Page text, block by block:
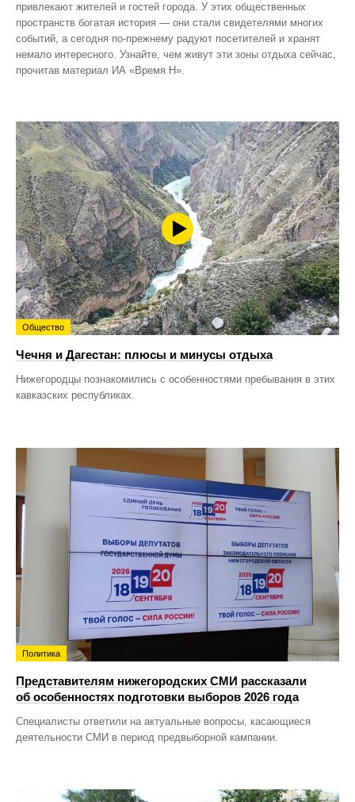
привлекают жителей и гостей города. У этих общественных
пространств богатая история — они стали свидетелями многих
событий, а сегодня по‑прежнему радуют посетителей и хранят
немало интересного. Узнайте, чем живут эти зоны отдыха сейчас,
прочитав материал ИА «Время Н».
Общество
Чечня и Дагестан: плюсы и минусы отдыха
Нижегородцы познакомились с особенностями пребывания в этих
кавказских республиках.
Политика
Представителям нижегородских СМИ рассказали
об особенностях подготовки выборов 2026 года
Специалисты ответили на актуальные вопросы, касающиеся
деятельности СМИ в период предвыборной кампании.